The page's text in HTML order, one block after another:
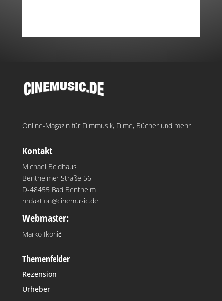
Online-Magazin für Filmmusik, Filme, Bücher und mehr
Kontakt
Michael Boldhaus
Bentheimer Straße 56
D-48455 Bad Bentheim
redaktion@cinemusic.de
Webmaster:
Marko Ikonić
Themenfelder
Rezension
Urheber